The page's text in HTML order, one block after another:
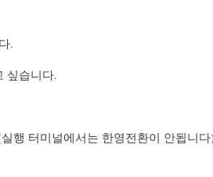
.
싶습니다.
행 터미널에서는 한영전환이 안됩니